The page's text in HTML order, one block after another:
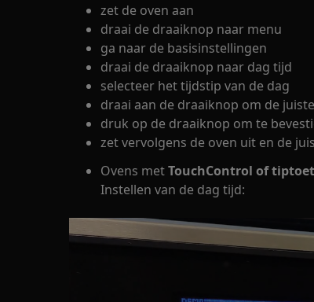
zet de oven aan
draai de draaiknop naar menu
ga naar de basisinstellingen
draai de draaiknop naar dag tijd
selecteer het tijdstip van de dag
draai aan de draaiknop om de
druk op de draaiknop om te
zet vervolgens de oven uit en de
Ovens metTouchControl of
Instellen van de dag tijd: